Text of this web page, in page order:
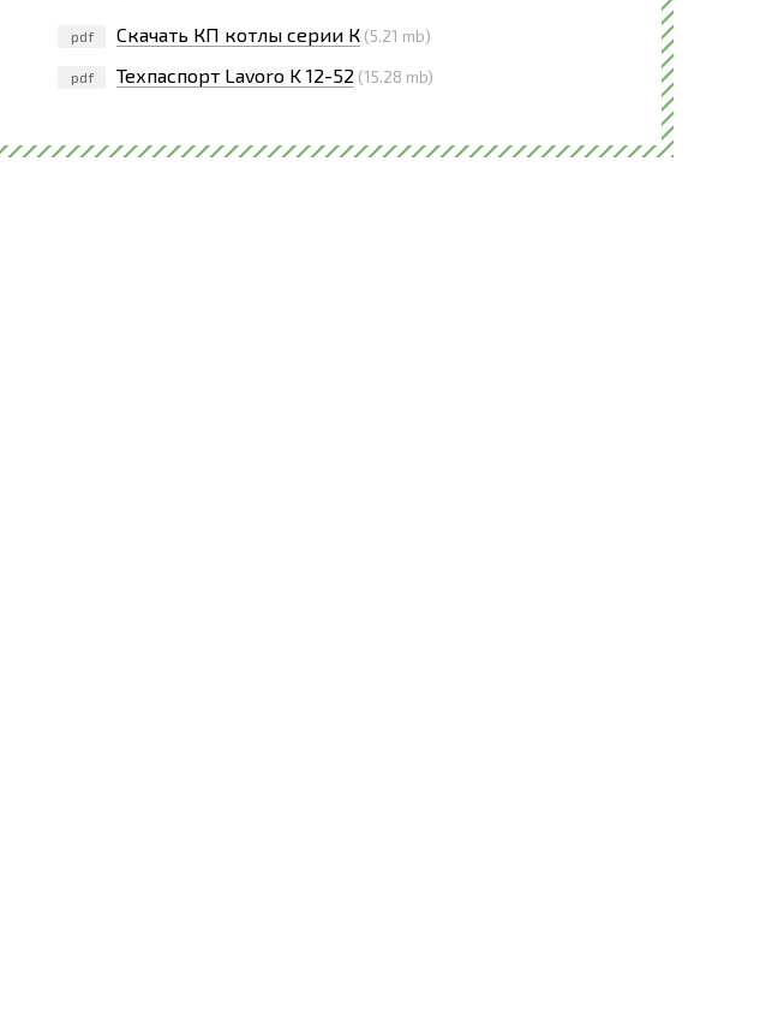
pdf Скачать КП котлы серии К (5.21 mb)
pdf Техпаспорт Lavoro K 12-52 (15.28 mb)